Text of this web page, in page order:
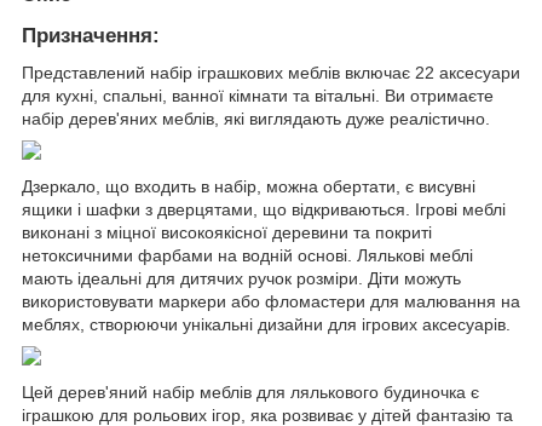
Призначення:
Представлений набір іграшкових меблів включає 22 аксесуари
для кухні, спальні, ванної кімнати та вітальні. Ви отримаєте
набір дерев'яних меблів, які виглядають дуже реалістично.
Дзеркало, що входить в набір, можна обертати, є висувні
ящики і шафки з дверцятами, що відкриваються. Ігрові меблі
виконані з міцної високоякісної деревини та покриті
нетоксичними фарбами на водній основі. Лялькові меблі
мають ідеальні для дитячих ручок розміри. Діти можуть
використовувати маркери або фломастери для малювання на
меблях, створюючи унікальні дизайни для ігрових аксесуарів.
Цей дерев'яний набір меблів для лялькового будиночка є
іграшкою для рольових ігор, яка розвиває у дітей фантазію та